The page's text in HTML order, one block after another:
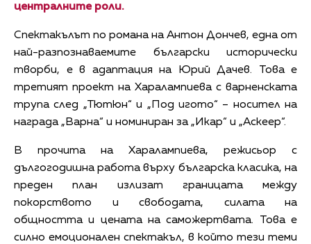
централните роли.
Спектакълът по романа на Антон Дончев, една от
най-разпознаваемите български исторически
творби, е в адаптация на Юрий Дачев. Това е
третият проект на Харалампиева с варненската
трупа след „Тютюн“ и „Под игото“ – носител на
награда „Варна“ и номиниран за „Икар“ и „Аскеер“.
В прочита на Харалампиева, режисьор с
дългогодишна работа върху българска класика, на
преден план излизат границата между
покорството и свободата, силата на
общността и цената на саможертвата. Това е
силно емоционален спектакъл, в който тези теми